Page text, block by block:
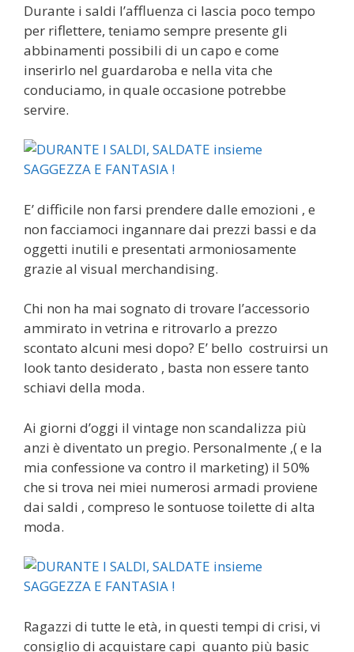
Durante i saldi l’affluenza ci lascia poco tempo
per riflettere, teniamo sempre presente gli
abbinamenti possibili di un capo e come
inserirlo nel guardaroba e nella vita che
conduciamo, in quale occasione potrebbe
servire.
E’ difficile non farsi prendere dalle emozioni , e
non facciamoci ingannare dai prezzi bassi e da
oggetti inutili e presentati armoniosamente
grazie al visual merchandising.
Chi non ha mai sognato di trovare l’accessorio
ammirato in vetrina e ritrovarlo a prezzo
scontato alcuni mesi dopo? E’ bello costruirsi un
look tanto desiderato , basta non essere tanto
schiavi della moda.
Ai giorni d’oggi il vintage non scandalizza più
anzi è diventato un pregio. Personalmente ,( e la
mia confessione va contro il marketing) il 50%
che si trova nei miei numerosi armadi proviene
dai saldi , compreso le sontuose toilette di alta
moda.
Ragazzi di tutte le età, in questi tempi di crisi, vi
consiglio di acquistare capi quanto più basic